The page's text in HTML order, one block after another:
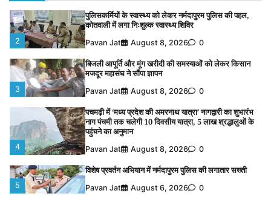
2
पुलिसकर्मियों के स्वास्थ्य को लेकर नर्मदापुरम पुलिस की पहल,
कोतवाली में लगा निःशुल्क स्वास्थ्य शिविर
Pavan Jat August 8, 2026 0
3
बिजली आपूर्ति और मूंग खरीदी की समस्याओं को लेकर किसान
मजदूर महासंघ ने सौंपा ज्ञापन
Pavan Jat August 8, 2026 0
4
पचमढ़ी में ‘मध्य प्रदेश की अमरनाथ यात्रा’ नागद्वारी का शुभारंभ
नाग पंचमी तक चलेगी 10 दिवसीय यात्रा, 5 लाख श्रद्धालुओं के
पहुंचने का अनुमान
Pavan Jat August 8, 2026 0
5
विशेष प्रवर्तन अभियान में नर्मदापुरम पुलिस की लगातार सख्ती
Pavan Jat August 6, 2026 0